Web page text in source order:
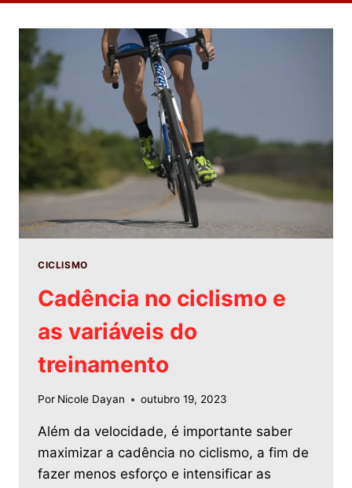
CICLISMO
Cadência no ciclismo e
as variáveis do
treinamento
Por Nicole Dayan outubro 19, 2023
Além da velocidade, é importante saber
maximizar a cadência no ciclismo, a fim de
fazer menos esforço e intensificar as